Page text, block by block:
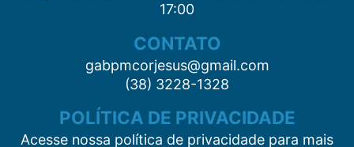
17:00
CONTATO
gabpmcorjesus@gmail.com
(38) 3228-1328
POLÍTICA DE PRIVACIDADE
Acesse nossa política de privacidade para mais